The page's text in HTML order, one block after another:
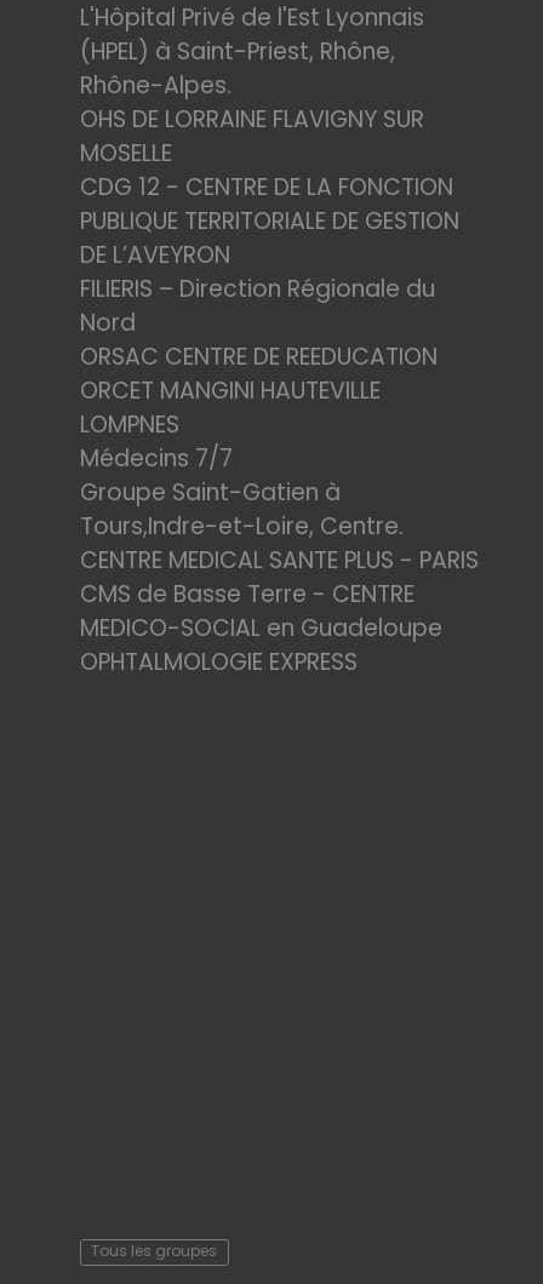
L'Hôpital Privé de l'Est Lyonnais
(HPEL) à Saint-Priest, Rhône,
Rhône-Alpes.
OHS DE LORRAINE FLAVIGNY SUR
MOSELLE
CDG 12 - CENTRE DE LA FONCTION
PUBLIQUE TERRITORIALE DE GESTION
DE L’AVEYRON
FILIERIS – Direction Régionale du
Nord
ORSAC CENTRE DE REEDUCATION
ORCET MANGINI HAUTEVILLE
LOMPNES
Médecins 7/7
Groupe Saint-Gatien à
Tours,Indre-et-Loire, Centre.
CENTRE MEDICAL SANTE PLUS - PARIS
CMS de Basse Terre - CENTRE
MEDICO-SOCIAL en Guadeloupe
OPHTALMOLOGIE EXPRESS
Tous les groupes